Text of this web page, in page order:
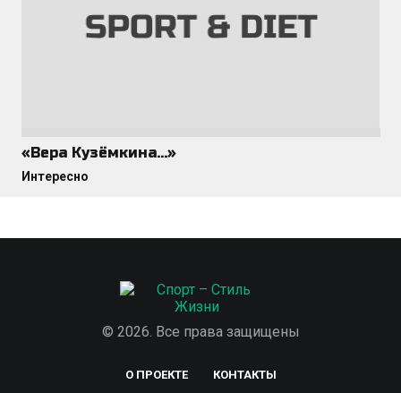
«Вера Кузёмкина…»
Интересно
© 2026. Все права защищены
О ПРОЕКТЕ КОНТАКТЫ